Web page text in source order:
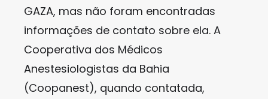
GAZA, mas não foram encontradas
informações de contato sobre ela. A
Cooperativa dos Médicos
Anestesiologistas da Bahia
(Coopanest), quando contatada,